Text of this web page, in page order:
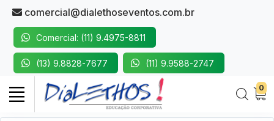
comercial@dialethoseventos.com.br
Comercial: (11) 9.4975-8811
(13) 9.8828-7677 (11) 9.9588-2747
0